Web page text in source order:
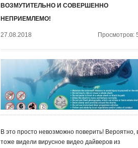
ВОЗМУТИТЕЛЬНО И СОВЕРШЕННО
НЕПРИЕМЛЕМО!
27.08.2018 Просмотров:
В это просто невозможно поверить! Вероятно,
тоже видели вирусное видео дайверов из